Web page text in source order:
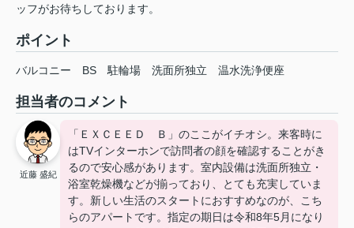
ッフがお待ちしております。
ポイント
バルコニー BS 駐輪場 洗面所独立 温水洗浄便座
担当者のコメント
近藤 盛紀
「ＥＸＣＥＥＤ Ｂ」のここがイチオシ。来客時に
はTVインターホンで訪問者の顔を確認することがき
るので安心感があります。室内設備は洗面所独立・
浴室乾燥機などが揃っており、とても充実していま
す。新しい生活のスタートにおすすめなのが、こち
らのアパートです。指定の期日は令和8年5月になり